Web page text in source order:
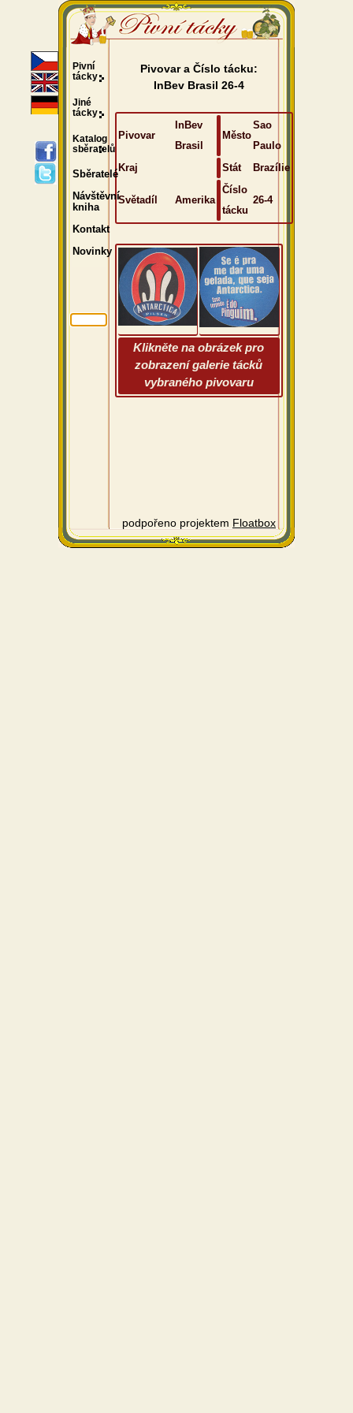
Pivovar a Číslo tácku:
InBev Brasil 26-4
Pivovar
InBev
Brasil
Město
Sao
Paulo
Kraj
Stát Brazílie
Světadíl Amerika
Číslo
tácku
26-4
Klikněte na obrázek pro
zobrazení galerie tácků
vybraného pivovaru
podpořeno projektem Floatbox
Pivní
tácky
Jiné
tácky
Katalog
sběratelů
Sběratelé
Návštěvní
kniha
Kontakt
Novinky